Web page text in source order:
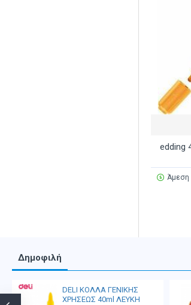
edding
Άμεση
Δημοφιλή
DELI ΚΟΛΛΑ ΓΕΝΙΚΗΣ
ΧΡΗΣΕΩΣ 40ml ΛΕΥΚΗ